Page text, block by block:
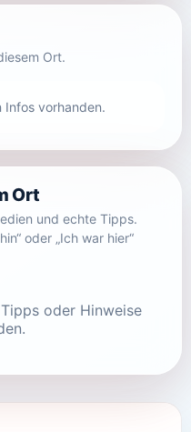
Ort.
Infos vorhanden.
Ort
und echte Tipps.
oder „Ich war hier“
oder Hinweise